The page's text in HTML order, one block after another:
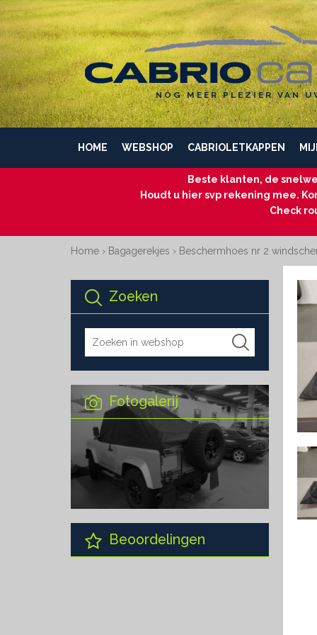
NÓG MEER PLEZIER VAN
HOME WEBSHOP CABRIOLETKAPPEN
Beste klanten, de
Houdt u hier svp rekening mee.
Check
Home› Bagagerekjes › Beschermhoes nr 2
Zoeken
Fotogalerij
Beoordelingen